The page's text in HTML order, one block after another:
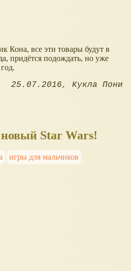
Кона, все эти товары будут в
придётся подождать, но уже
25.07.2016 Кукла Пони
Star Wars!
игры для мальчиков